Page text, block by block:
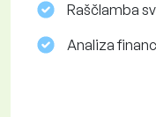
Raščlamba
Analiza